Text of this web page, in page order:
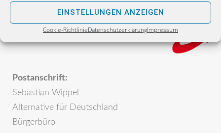
EINSTELLUNGEN ANZEIGEN
Cookie-RichtlinieDatenschutzerklärungImpressum
Postanschrift:
Sebastian Wippel
Alternative für Deutschland
Bürgerbüro